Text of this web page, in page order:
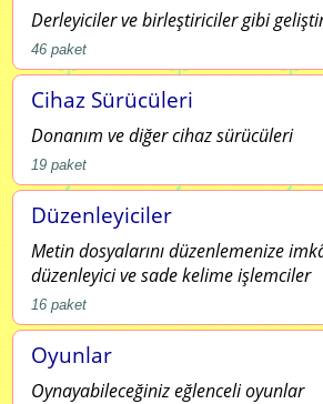
Derleyiciler ve birleştiriciler gibi
46 paket
Cihaz Sürücüleri
Donanım ve diğer cihaz sürücüleri
19 paket
Düzenleyiciler
Metin dosyalarını düzenlemenize
düzenleyici ve sade kelime işlemciler
16 paket
Oyunlar
Oynayabileceğiniz eğlenceli oyunlar